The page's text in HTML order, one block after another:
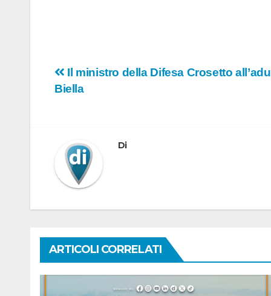
Navigazione
Il ministro della Difesa Crosetto
Biella
Di
ARTICOLI CORRELATI